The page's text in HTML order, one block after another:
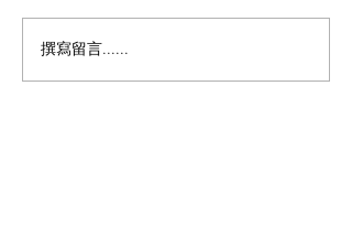
DITA【極致工藝，超越經
典的線條美學｜DITA —
撰寫留言......